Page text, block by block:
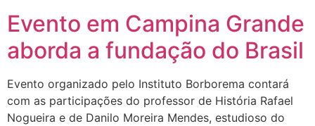
Evento em Campina Grande
aborda a fundação do Brasil
Evento organizado pelo Instituto Borborema contará
com as participações do professor de História Rafael
Nogueira e de Danilo Moreira Mendes, estudioso do